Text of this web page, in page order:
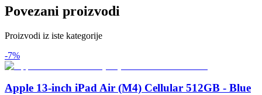
Povezani proizvodi
Proizvodi iz iste kategorije
-7%
Apple 13-inch iPad Air (M4) Cellular 512GB - Blue